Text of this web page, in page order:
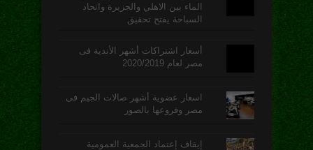
الماء بين الاهلي والجزيرة واتحاد
السباحة يفتح تحقيق
أسعار اشتراكات أشهر الأندية فى
مصر لعام 2020/2019
اسعار عضوية أشهر صالات الجيم فى
مصر وفروعها بالصور
إيقاف إعتماد الجمعية العمومية